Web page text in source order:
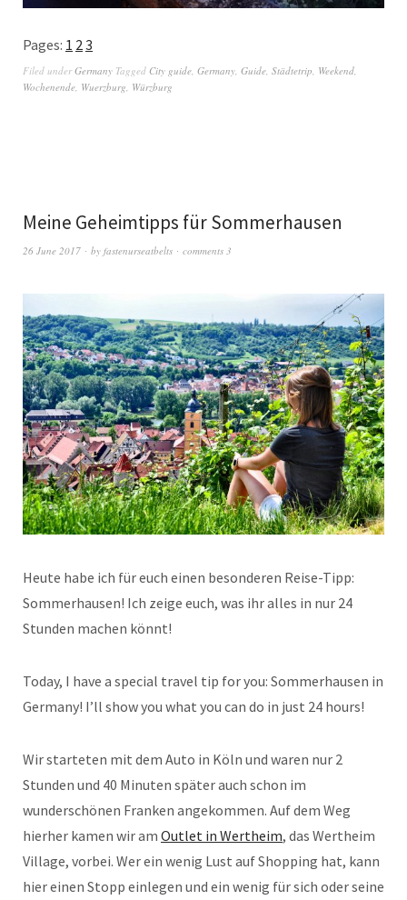
Pages: 1 2 3
Filed underGermany Tagged City guide Germany Guide Städtetrip Weekend
Wochenende Wuerzburg Würzburg
Meine Geheimtipps für Sommerhausen
26 June 2017 by fastenurseatbelts comments 3
Heute habe ich für euch einen besonderen Reise-Tipp:
Sommerhausen! Ich zeige euch, was ihr alles in nur 24
Stunden machen könnt!
Today, I have a special travel tip for you: Sommerhausen in
Germany! I’ll show you what you can do in just 24 hours!
Wir starteten mit dem Auto in Köln und waren nur 2
Stunden und 40 Minuten später auch schon im
wunderschönen Franken angekommen. Auf dem Weg
hierher kamen wir am Outlet in Wertheim, das Wertheim
Village, vorbei. Wer ein wenig Lust auf Shopping hat, kann
hier einen Stopp einlegen und ein wenig für sich oder seine